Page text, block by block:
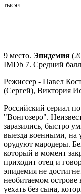
тысяч.
9 место. Эпидемия
IMDb 7. Средний
Режиссер - Павел
(Сергей), Виктория
Российский сериал
"Вонгозеро".
заразились, быстро
выезда военными, на
орудуют мародеры.
который в момент
приходит отец и
эпидемия не
необитаемом
уехать без сына,